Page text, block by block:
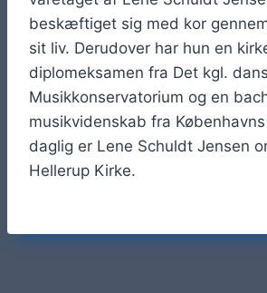
beskæftiget sig med kor
sit liv. Derudover har hun en
diplomeksamen fra Det kgl.
Musikkonservatorium og en
musikvidenskab fra
daglig er Lene Schuldt Jensen
Hellerup Kirke.